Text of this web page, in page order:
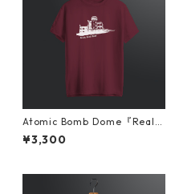
Atomic Bomb Dome『Real』
Tシャツ えんじ
¥3,300